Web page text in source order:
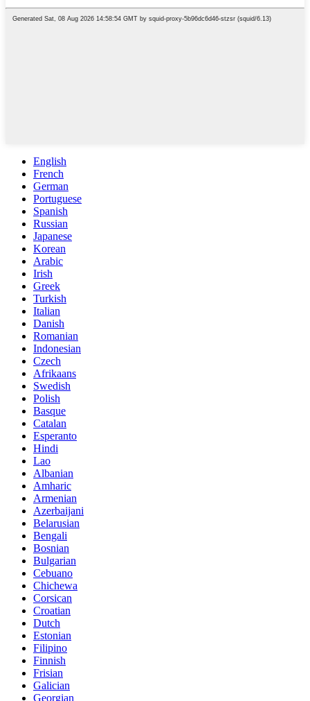
English
French
German
Portuguese
Spanish
Russian
Japanese
Korean
Arabic
Irish
Greek
Turkish
Italian
Danish
Romanian
Indonesian
Czech
Afrikaans
Swedish
Polish
Basque
Catalan
Esperanto
Hindi
Lao
Albanian
Amharic
Armenian
Azerbaijani
Belarusian
Bengali
Bosnian
Bulgarian
Cebuano
Chichewa
Corsican
Croatian
Dutch
Estonian
Filipino
Finnish
Frisian
Galician
Georgian